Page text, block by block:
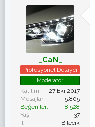
_CaN_
Profesyonel Detaycı
Moderator
Katılım
27 Eki 2017
Mesajlar
5,805
Beğeniler
8,528
Yaş
37
İl
Bilecik